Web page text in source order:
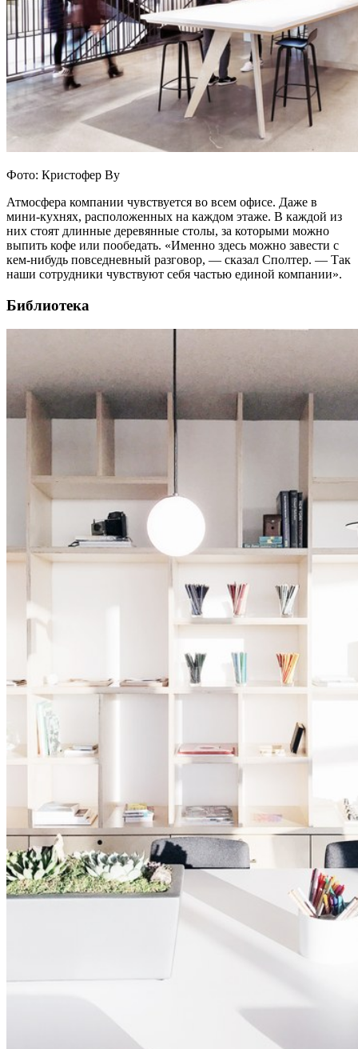
Фото: Кристофер Ву
Атмосфера компании чувствуется во всем офисе. Даже в
мини-кухнях, расположенных на каждом этаже. В каждой из
них стоят длинные деревянные столы, за которыми можно
выпить кофе или пообедать. «Именно здесь можно завести с
кем-нибудь повседневный разговор, — сказал Сполтер. — Так
наши сотрудники чувствуют себя частью единой компании».
Библиотека